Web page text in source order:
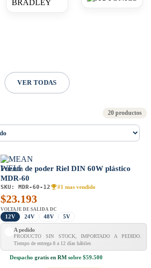
VER TODAS
20 productos
Fuente de poder Riel DIN 60W plástico
MDR-60
SKU: MDR-60-12 #1 mas vendido
$23.193
VOLTAJE DE SALIDA DC
12V 24V 48V 5V
A pedido
PRODUCTO SIN STOCK, IMPORTADO A PEDIDO.
Tiempo de entrega 8 a 12 días hábiles
Despacho gratis en RM sobre $59.500